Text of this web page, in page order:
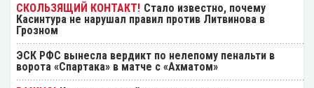
Стало известно, почему
Касинтура не нарушал правил против Литвинова в
Грозном
ЭСК РФС вынесла вердикт по нелепому пенальти в
ворота «Спартака» в матче с «Ахматом»